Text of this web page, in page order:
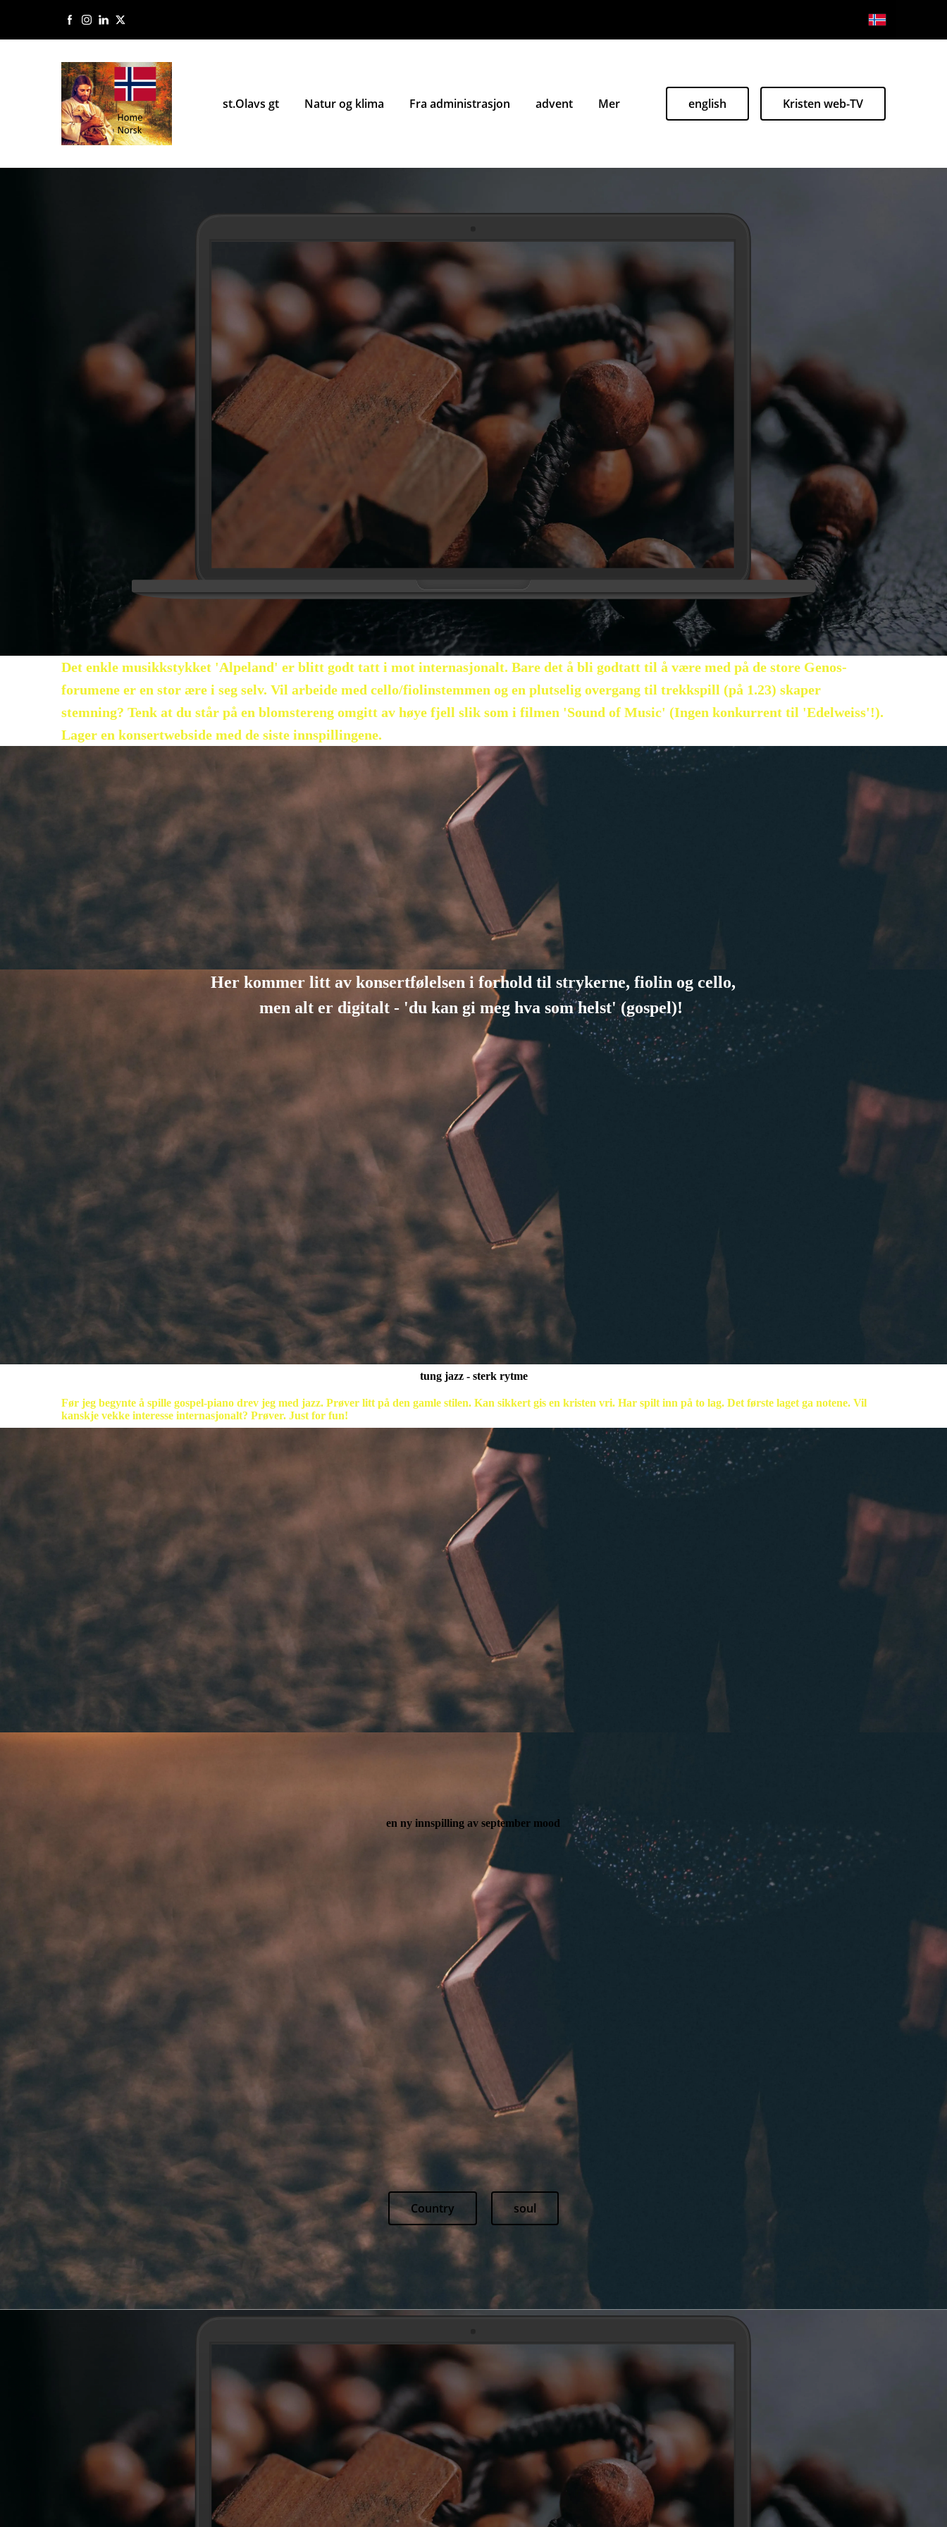
st.Olavs gt Natur og klima Fra administrasjon advent Mer english Kristen web-TV
Det enkle musikkstykket 'Alpeland' er blitt godt tatt i mot internasjonalt. Bare det å bli godtatt til å være med på de store Genos-
forumene er en stor ære i seg selv. Vil arbeide med cello/fiolinstemmen og en plutselig overgang til trekkspill (på 1.23) skaper
stemning? Tenk at du står på en blomstereng omgitt av høye fjell slik som i filmen 'Sound of Music' (Ingen konkurrent til 'Edelweiss'!).
Lager en konsertwebside med de siste innspillingene.
Her kommer litt av konsertfølelsen i forhold til strykerne, fiolin og cello,
men alt er digitalt - 'du kan gi meg hva som helst' (gospel)!
tung jazz - sterk rytme
Før jeg begynte å spille gospel-piano drev jeg med jazz. Prøver litt på den gamle stilen. Kan sikkert gis en kristen vri. Har spilt inn på to lag. Det første laget ga notene. Vil
kanskje vekke interesse internasjonalt? Prøver. Just for fun!
en ny innspilling av september mood
Country soul